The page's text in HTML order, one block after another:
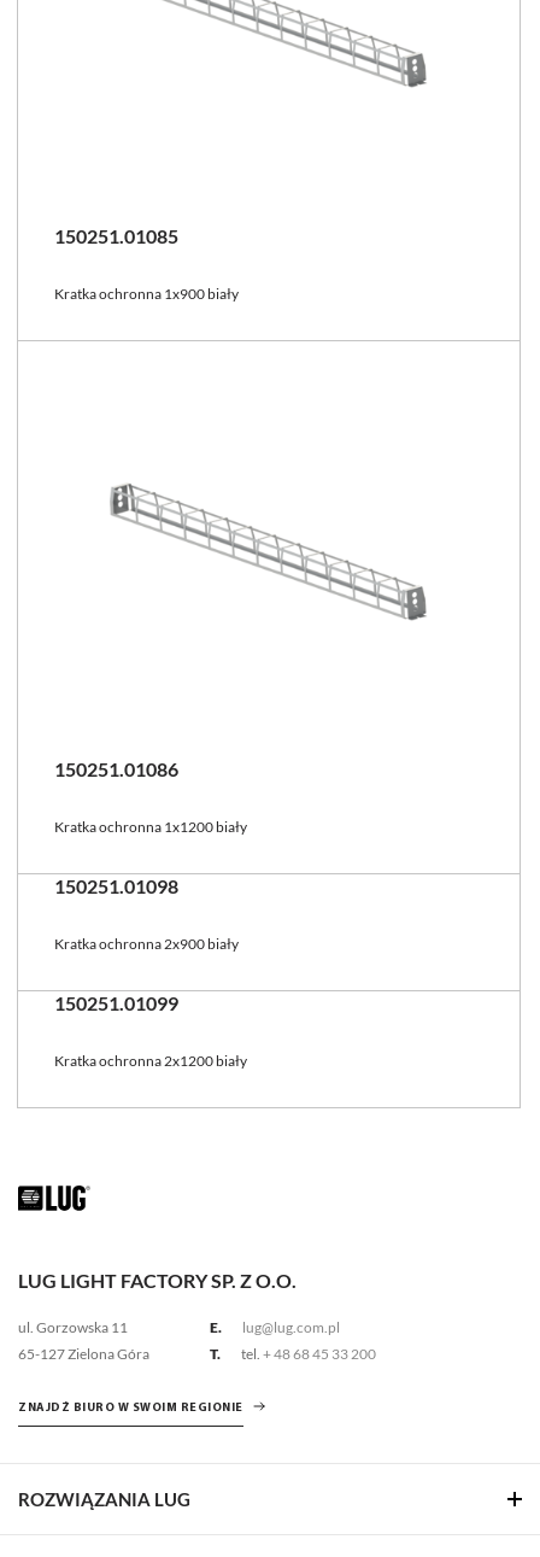
150251.01085
Kratka ochronna 1x900 biały
150251.01086
Kratka ochronna 1x1200 biały
150251.01098
Kratka ochronna 2x900 biały
150251.01099
Kratka ochronna 2x1200 biały
LUG LIGHT FACTORY SP. Z O.O.
ul. Gorzowska 11
65-127 Zielona Góra
E.
lug@lug.com.pl
T.
tel. + 48 68 45 33 200
ZNAJDŹ BIURO W SWOIM REGIONIE
ROZWIĄZANIA LUG